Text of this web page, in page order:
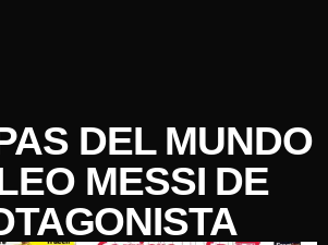
DEL MUNDO
MESSI DE